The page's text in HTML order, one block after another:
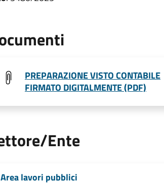
PREPARAZIONE VISTO CONTABILE
FIRMATO DIGITALMENTE (PDF)
Ente
Area lavori pubblici